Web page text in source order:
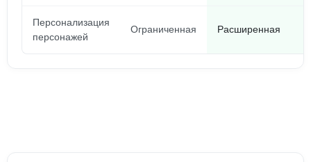
Персонализация
персонажей
Ограниченная Расширенная